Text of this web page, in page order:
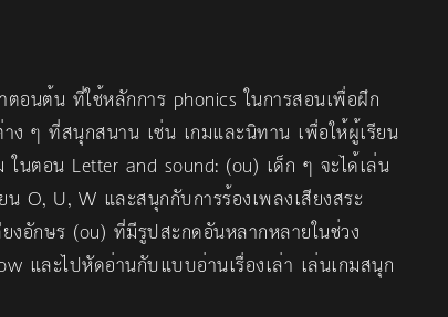
อนต้น ที่ใช้หลักการ phonics ในการสอนเพื่อฝึก
ง ๆ ที่สนุกสนาน เช่น เกมและนิทาน เพื่อให้ผู้เรียน
นตอน Letter and sound: (ou) เด็ก ๆ จะได้เล่น
O, U, W และสนุกกับการร้องเพลงเสียงสระ
งอักษร (ou) ที่มีรูปสะกดอันหลากหลายในช่วง
และไปหัดอ่านกับแบบอ่านเรื่องเล่า เล่นเกมสนุก